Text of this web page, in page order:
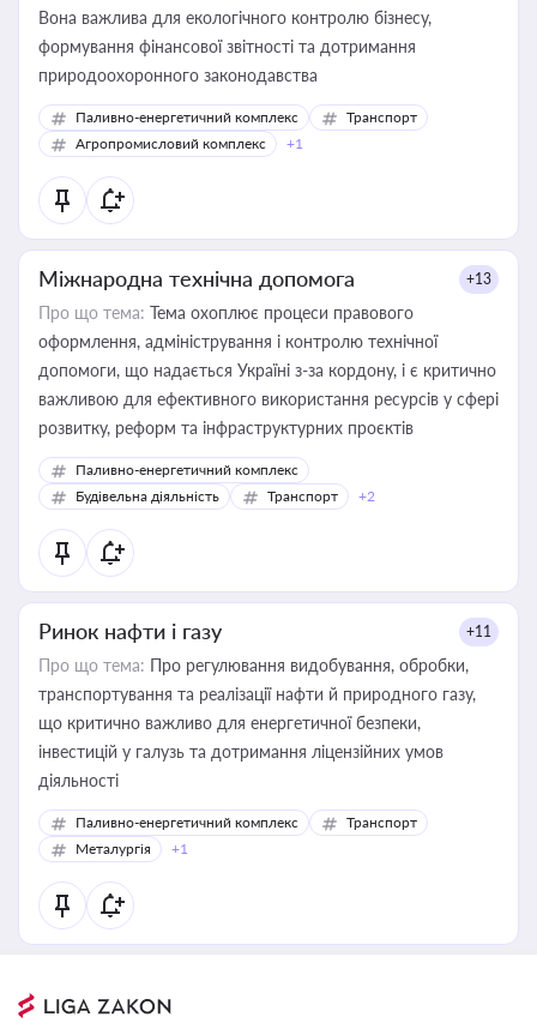
Вона важлива для екологічного контролю бізнесу,
формування фінансової звітності та дотримання
природоохоронного законодавства
Паливно-енергетичний комплекс
Транспорт
Агропромисловий комплекс
+1
Міжнародна технічна допомога +13
Про що тема: Тема охоплює процеси правового
оформлення, адміністрування і контролю технічної
допомоги, що надається Україні з-за кордону, і є критично
важливою для ефективного використання ресурсів у сфері
розвитку, реформ та інфраструктурних проєктів
Паливно-енергетичний комплекс
Будівельна діяльність
Транспорт +2
Ринок нафти і газу +11
Про що тема: Про регулювання видобування, обробки,
транспортування та реалізації нафти й природного газу,
що критично важливо для енергетичної безпеки,
інвестицій у галузь та дотримання ліцензійних умов
діяльності
Паливно-енергетичний комплекс
Транспорт
Металургія
+1